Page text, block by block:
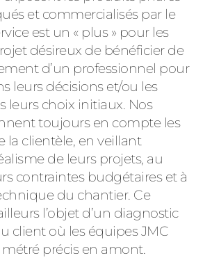
et commercialisés par le
est un « plus » pour les
désireux de bénéficier de
d’un professionnel pour
leurs décisions et/ou les
leurs choix initiaux. Nos
toujours en compte les
la clientèle, en veillant
de leurs projets, au
contraintes budgétaires et à
du chantier. Ce
l’objet d’un diagnostic
client où les équipes JMC
précis en amont.